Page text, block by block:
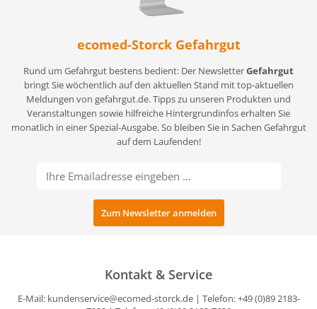
ecomed-Storck Gefahrgut
Rund um Gefahrgut bestens bedient: Der NewsletterGefahrgut
bringt Sie wöchentlich auf den aktuellen Stand mit top-aktuellen
Meldungen von gefahrgut.de. Tipps zu unseren Produkten und
Veranstaltungen sowie hilfreiche Hintergrundinfos erhalten Sie
monatlich in einer Spezial-Ausgabe. So bleiben Sie in Sachen Gefahrgut
auf dem Laufenden!
Kontakt & Service
E-Mail: kundenservice@ecomed-storck.de| Telefon: +49 (0)89 2183-